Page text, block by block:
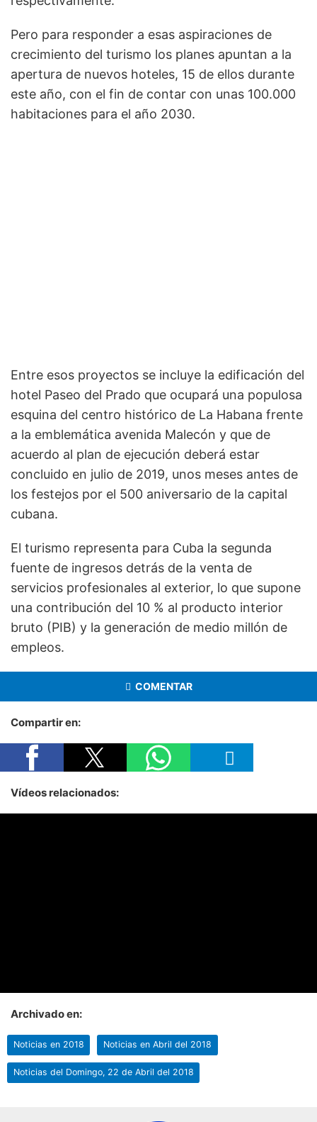
Pero para responder a esas aspiraciones de
crecimiento del turismo los planes apuntan a la
apertura de nuevos hoteles, 15 de ellos durante
este año, con el fin de contar con unas 100.000
habitaciones para el año 2030.
Entre esos proyectos se incluye la edificación del
hotel Paseo del Prado que ocupará una populosa
esquina del centro histórico de La Habana frente
a la emblemática avenida Malecón y que de
acuerdo al plan de ejecución deberá estar
concluido en julio de 2019, unos meses antes de
los festejos por el 500 aniversario de la capital
cubana.
El turismo representa para Cuba la segunda
fuente de ingresos detrás de la venta de
servicios profesionales al exterior, lo que supone
una contribución del 10 % al producto interior
bruto (PIB) y la generación de medio millón de
empleos.
COMENTAR
Compartir en:
Vídeos relacionados:
Archivado en:
Noticias en 2018 Noticias en Abril del 2018
Noticias del Domingo, 22 de Abril del 2018